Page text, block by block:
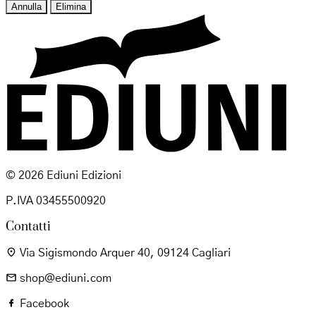
Annulla Elimina
© 2026 Ediuni Edizioni
P.IVA 03455500920
Contatti
Via Sigismondo Arquer 40, 09124 Cagliari
shop@ediuni.com
Facebook